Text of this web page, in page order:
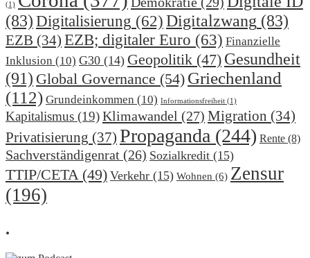
(1)
(83) Digitalisierung (62) Digitalzwang (83)
EZB (34) EZB; digitaler Euro (63) Finanzielle
Inklusion (10) G30 (14) Geopolitik (47) Gesundheit
(91) Global Governance (54) Griechenland
(112) Grundeinkommen (10) Informationsfreiheit (1)
Kapitalismus (19)Klimawandel (27) Migration (34)
Privatisierung (37) Propaganda (244) Rente (8)
Sachverständigenrat (26) Sozialkredit (15)
TTIP/CETA(49) Verkehr (15) Wohnen (6) Zensur
(196)
.